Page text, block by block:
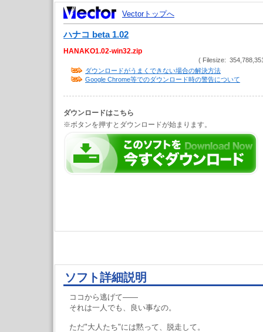
Vectorトップへ
ハナコ beta 1.02
HANAKO1.02-win32.zip
( Filesize:
ダウンロードがうまくできない場合の解決方法
Google Chrome等でのダウンロード時の警告について
ダウンロードはこちら
※ボタンを押すとダウンロードが始まります。
ソフト詳細説明
ココから逃げて――
それは一人でも、良い事なの。
ただ"大人たち"には黙って、脱走して。